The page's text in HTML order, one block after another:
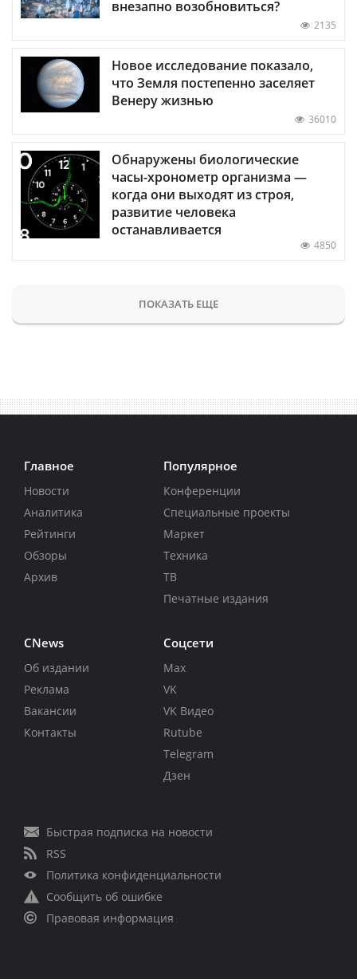
внезапно возобновиться?
2135
Новое исследование показало,
что Земля постепенно заселяет
Венеру жизнью
36010
Обнаружены биологические
часы-хронометр организма —
когда они выходят из строя,
развитие человека
останавливается
4850
ПОКАЗАТЬ ЕЩЕ
Главное
Новости
Аналитика
Рейтинги
Обзоры
Архив
Популярное
Конференции
Специальные проекты
Маркет
Техника
ТВ
Печатные издания
CNews
Об издании
Реклама
Вакансии
Контакты
Соцсети
Max
VK
VK Видео
Rutube
Telegram
Дзен
Быстрая подписка на новости
RSS
Политика конфиденциальности
Сообщить об ошибке
Правовая информация